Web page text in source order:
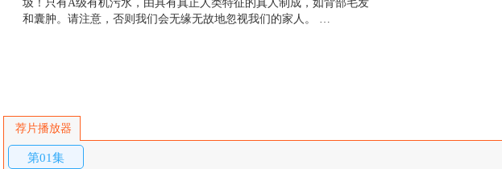
圾！只有A级有机污水，由具有真正人类特征的真人制成，如背部毛发
和囊肿。请注意，否则我们会无缘无故地忽视我们的家人。 …
荐片播放器
第01集